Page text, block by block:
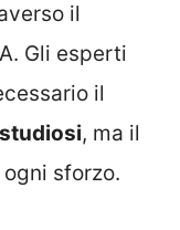
il
Gli esperti
il
studiosi, ma il
sforzo.